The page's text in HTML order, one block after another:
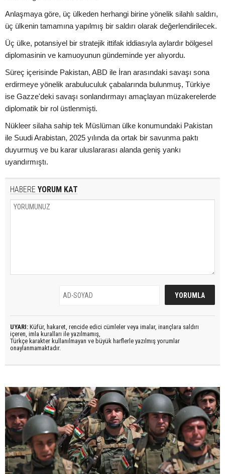
Anlaşmaya göre, üç ülkeden herhangi birine yönelik silahlı saldırı,
üç ülkenin tamamına yapılmış bir saldırı olarak değerlendirilecek.
Üç ülke, potansiyel bir stratejik ittifak iddiasıyla aylardır bölgesel
diplomasinin ve kamuoyunun gündeminde yer alıyordu.
Süreç içerisinde Pakistan, ABD ile İran arasındaki savaşı sona
erdirmeye yönelik arabuluculuk çabalarında bulunmuş, Türkiye
ise Gazze'deki savaşı sonlandırmayı amaçlayan müzakerelerde
diplomatik bir rol üstlenmişti.
Nükleer silaha sahip tek Müslüman ülke konumundaki Pakistan
ile Suudi Arabistan, 2025 yılında da ortak bir savunma paktı
duyurmuş ve bu karar uluslararası alanda geniş yankı
uyandırmıştı.
HABERE YORUM KAT
UYARI: Küfür, hakaret, rencide edici cümleler veya imalar, inançlara saldırı
içeren, imla kuralları ile yazılmamış,
Türkçe karakter kullanılmayan ve büyük harflerle yazılmış yorumlar
onaylanmamaktadır.